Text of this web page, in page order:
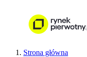
Strona główna